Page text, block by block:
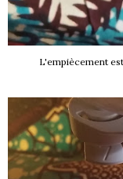
L'empiècement